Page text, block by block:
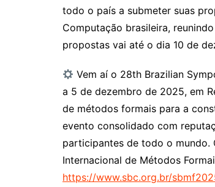
todo o país a submeter suas
Computação brasileira,
propostas vai até o dia 10 de
Vem aí o 28th Brazilian
a 5 de dezembro de 2025, em
de métodos formais para a
evento consolidado com
participantes de todo o mundo.
Internacional de Métodos
https://www.sbc.org.br/